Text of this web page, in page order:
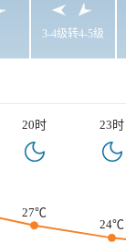
3-4级转4-5级
20时 23时
27℃
24℃